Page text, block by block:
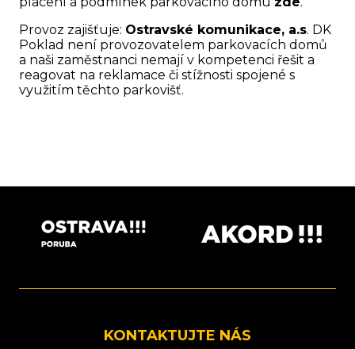
Provoz zajišťuje: Ostravské komunikace, a.s. DK
Poklad není provozovatelem parkovacích domů
a naši zaměstnanci nemají v kompetenci řešit a
reagovat na reklamace či stížnosti spojené s
využitím těchto parkovišť.
KONTAKTUJTE NÁS